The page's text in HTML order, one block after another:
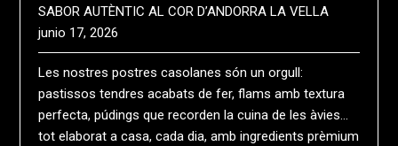
SABOR AUTÈNTIC AL COR D’ANDORRA LA VELLA
junio 17, 2026
Les nostres postres casolanes són un orgull:
pastissos tendres acabats de fer, flams amb textura
perfecta, púdings que recorden la cuina de les àvies…
tot elaborat a casa, cada dia, amb ingredients prèmium